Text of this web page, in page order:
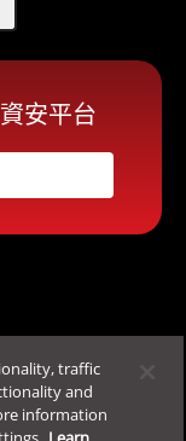
安平台
traffic
and
information